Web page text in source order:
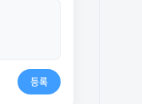
등록